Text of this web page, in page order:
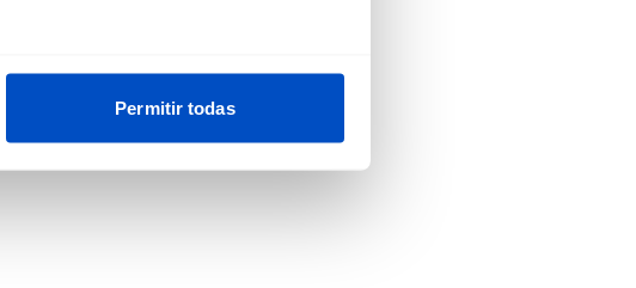
Permitir todas